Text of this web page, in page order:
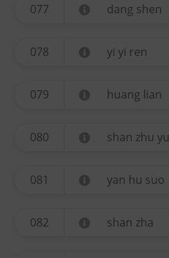
077 dang shen
078 yi yi ren
079 huang lian
080 shan zhu yu
081 yan hu suo
082 shan zha